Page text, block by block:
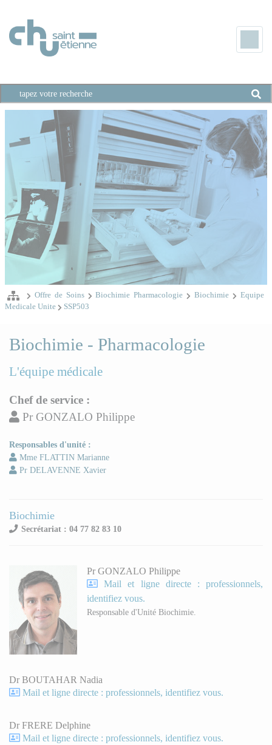
Offre de Soins Biochimie Pharmacologie Biochimie
Equipe
Medicale Unite
SSP503
Biochimie - Pharmacologie
L'équipe médicale
Chef de service :
Pr GONZALO Philippe
Responsables d'unité :
Mme FLATTIN Marianne
Pr DELAVENNE Xavier
Biochimie
Secrétariat : 04 77 82 83 10
Pr GONZALO Philippe
Mail et ligne directe : professionnels,
identifiez vous.
Responsable d'Unité Biochimie.
Dr BOUTAHAR Nadia
Mail et ligne directe : professionnels, identifiez vous.
Dr FRERE Delphine
Mail et ligne directe : professionnels, identifiez vous.